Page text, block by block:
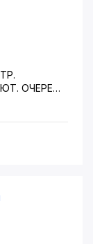
ОЧЕРЕДЬ
НОМЕР